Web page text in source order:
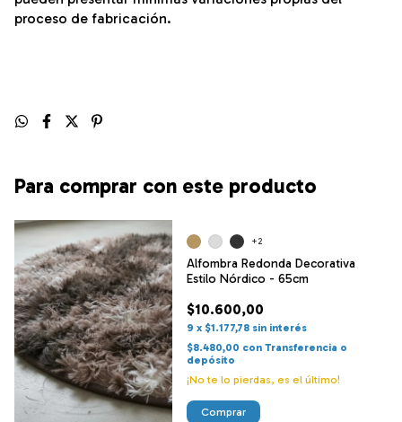
proceso de fabricación.
Para comprar con este producto
Alfombra Redonda Decorativa
Estilo Nórdico - 65cm
$10.600,00
9 x $1.177,78 sin interés
$8.480,00 con Transferencia o
depósito
¡No te lo pierdas, es el último!
+2
Comprar